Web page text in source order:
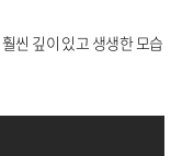
씬 깊이 있고 생생한 모습